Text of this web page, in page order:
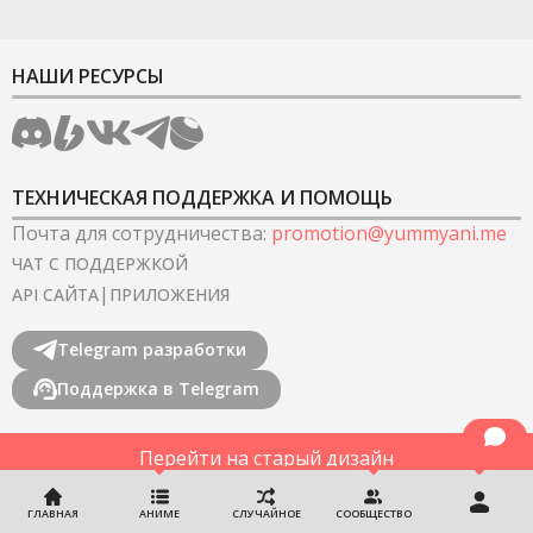
ГЛАВНАЯ АНИМЕ СЛУЧАЙНОЕ СООБЩЕСТВО
НАШИ РЕСУРСЫ
ТЕХНИЧЕСКАЯ ПОДДЕРЖКА И ПОМОЩЬ
Почта для сотрудничества: promotion@yummyani.me
ЧАТ С ПОДДЕРЖКОЙ
API САЙТА| ПРИЛОЖЕНИЯ
Telegram разработки
Поддержка в Telegram
Перейти на старый дизайн
©2022-2026YummyAnime.Все права защищены